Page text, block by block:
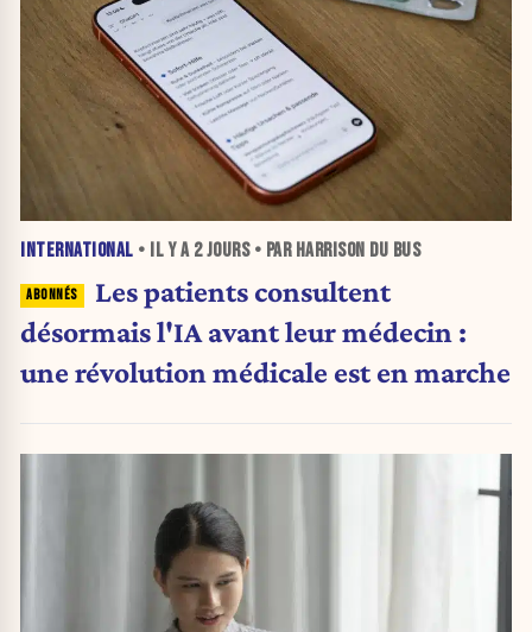
INTERNATIONAL • IL Y A 2 JOURS• PAR HARRISON DU BUS
Les patients consultent
désormais l'IA avant leur médecin :
une révolution médicale est en marche